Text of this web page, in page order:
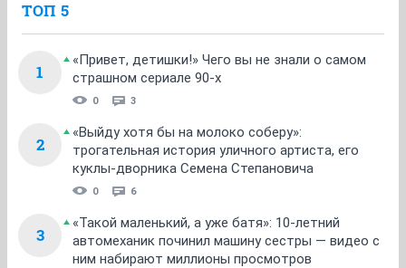
ТОП 5
1
«Привет, детишки!» Чего вы не знали о самом
страшном сериале 90-х
0 3
2
«Выйду хотя бы на молоко соберу»:
трогательная история уличного артиста, его
куклы-дворника Семена Степановича
0 6
3
«Такой маленький, а уже батя»: 10-летний
автомеханик починил машину сестры — видео с
ним набирают миллионы просмотров